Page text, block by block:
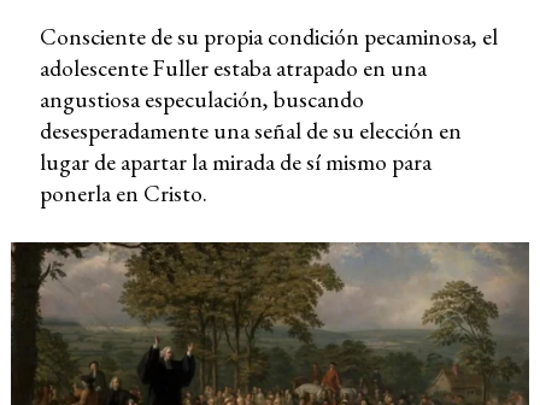
Consciente de su propia condición pecaminosa, el
adolescente Fuller estaba atrapado en una
angustiosa especulación, buscando
desesperadamente una señal de su elección en
lugar de apartar la mirada de sí mismo para
ponerla en Cristo.